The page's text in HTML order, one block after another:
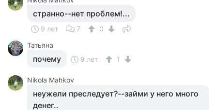
странно--нет проблем!...
9 лет 7
0
Татьяна
почему 9 лет 1
Nikola Mahkov
неужели преследует?--займи у него много
денег..